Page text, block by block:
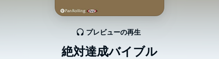
絶対達成バイブル
プレビューの再生